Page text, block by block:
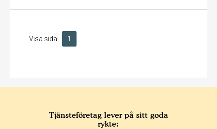
Visa sida: 1
Tjänsteföretag lever på sitt goda
rykte: